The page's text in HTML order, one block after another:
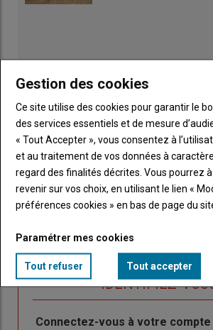
Sous-
titre
Vous êtes abonné(e)
TITRE IDENTIFIEZ-
Body
Connectez-vous à votre
Gestion des cookies
Ce site utilise des cookies pour garantir le
des services essentiels et de mesure
« Tout Accepter », vous consentez à
et au traitement de vos données à
regard des finalités décrites. Vous pourrez
revenir sur vos choix, en utilisant le lien «
préférences cookies » en bas de page du
Paramétrer mes cookies
Tout refuser Tout accepter